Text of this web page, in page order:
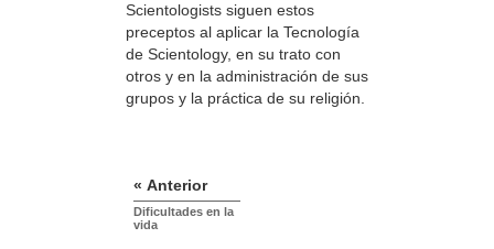
Scientologists siguen estos
preceptos al aplicar la Tecnología
de Scientology, en su trato con
otros y en la administración de sus
grupos y la práctica de su religión.
« Anterior
Dificultades en la
vida